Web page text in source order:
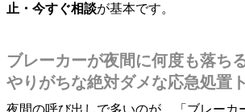
止・今すぐ相談が基本です。
ブレーカーが夜間に何度も落ち
やりがちな絶対ダメな応急処置
夜間の呼び出しで多いのが、「ブレーカ